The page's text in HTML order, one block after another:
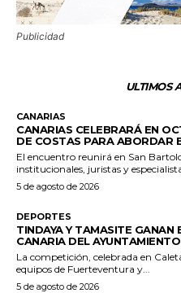
Publicidad
ULTIMOS
CANARIAS
CANARIAS CELEBRARÁ EN
DE COSTAS PARA ABORDAR
El encuentro reunirá en San
institucionales, juristas y
5 de agosto de 2026
DEPORTES
TINDAYA Y TAMASITE GANAN
CANARIA DEL
La competición, celebrada en
equipos de Fuerteventura y...
5 de agosto de 2026